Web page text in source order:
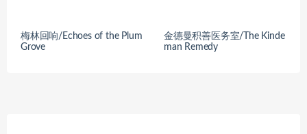
梅林回响/Echoes of the Plum
Grove
金德曼积善医务室/The Kinde
man Remedy